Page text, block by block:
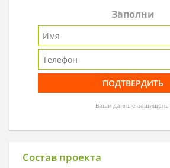
Заполни
Ваши данные защищены
Состав проекта